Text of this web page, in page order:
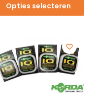
Opties selecteren